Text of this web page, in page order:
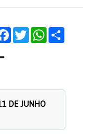
Facebook
TwitterWhatsApp
DE JUNHO